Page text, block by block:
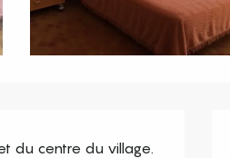
du centre du village.